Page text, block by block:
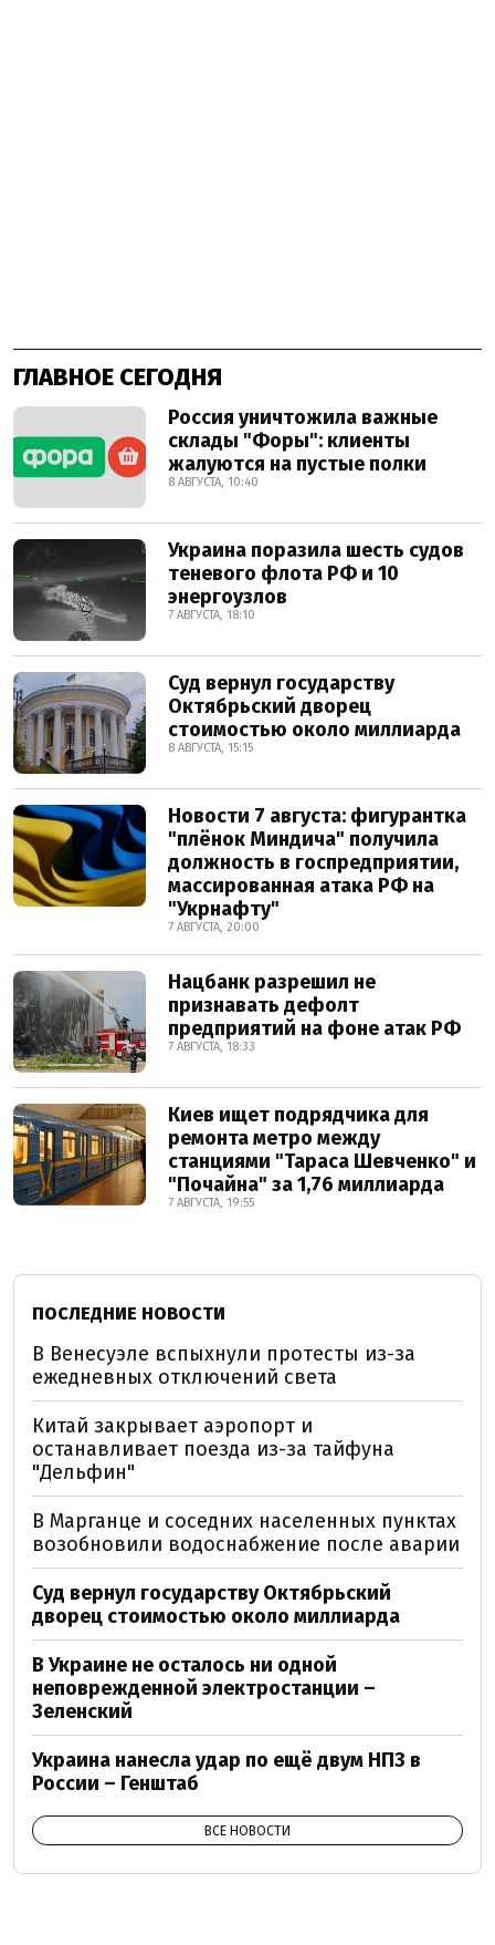
ГЛАВНОЕ СЕГОДНЯ
Россия уничтожила важные
склады "Форы": клиенты
жалуются на пустые полки
8 АВГУСТА, 10:40
Украина поразила шесть судов
теневого флота РФ и 10
энергоузлов
7 АВГУСТА, 18:10
Суд вернул государству
Октябрьский дворец
стоимостью около миллиарда
8 АВГУСТА, 15:15
Новости 7 августа: фигурантка
"плёнок Миндича" получила
должность в госпредприятии,
массированная атака РФ на
"Укрнафту"
7 АВГУСТА, 20:00
Нацбанк разрешил не
признавать дефолт
предприятий на фоне атак РФ
7 АВГУСТА, 18:33
Киев ищет подрядчика для
ремонта метро между
станциями "Тараса Шевченко" и
"Почайна" за 1,76 миллиарда
7 АВГУСТА, 19:55
ПОСЛЕДНИЕ НОВОСТИ
В Венесуэле вспыхнули протесты из-за
ежедневных отключений света
Китай закрывает аэропорт и
останавливает поезда из-за тайфуна
"Дельфин"
В Марганце и соседних населенных пунктах
возобновили водоснабжение после аварии
Суд вернул государству Октябрьский
дворец стоимостью около миллиарда
В Украине не осталось ни одной
неповрежденной электростанции –
Зеленский
Украина нанесла удар по ещё двум НПЗ в
России – Генштаб
ВСЕ НОВОСТИ